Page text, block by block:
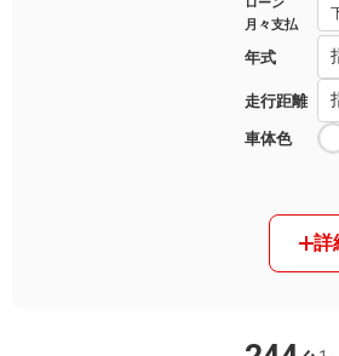
月々支払
年式
走行距離
車体色
詳